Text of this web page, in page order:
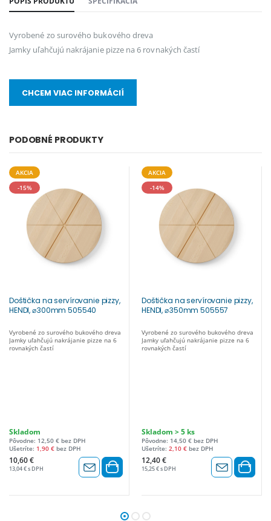
Vyrobené zo surového bukového dreva
Jamky uľahčujú nakrájanie pizze na 6 rovnakých častí
CHCEM VIAC INFORMÁCIÍ
PODOBNÉ PRODUKTY
AKCIA
-15%
Doštička na servírovanie pizzy,
HENDI, ⌀300mm 505540
Vyrobené zo surového bukového dreva
Jamky uľahčujú nakrájanie pizze na 6
rovnakých častí
Skladom
Pôvodne: 12,50 € bez DPH
Ušetríte: 1,90 € bez DPH
10,60 €
13,04 € s DPH
AKCIA
-14%
Doštička na servírovanie pizzy,
HENDI, ⌀350mm 505557
Vyrobené zo surového bukového dreva
Jamky uľahčujú nakrájanie pizze na 6
rovnakých častí
Skladom > 5 ks
Pôvodne: 14,50 € bez DPH
Ušetríte: 2,10 € bez DPH
12,40 €
15,25 € s DPH